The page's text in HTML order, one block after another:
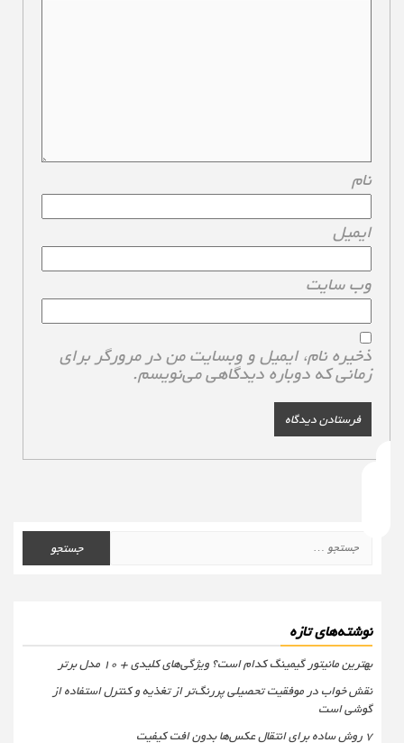
نام*
ایمیل*
وب‌ سایت
ذخیره نام، ایمیل و وبسایت من در مرورگر برای
زمانی که دوباره دیدگاهی می‌نویسم.
جستجو
برای:
نوشته‌های تازه
بهترین مانیتور گیمینگ کدام است؟ ویژگی‌های کلیدی + 10 مدل برتر
نقش خواب در موفقیت تحصیلی پررنگ‌تر از تغذیه و کنترل استفاده از
گوشی است